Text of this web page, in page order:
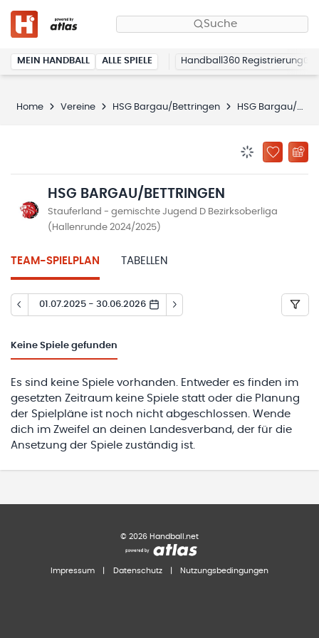
Suche
MEIN HANDBALL ALLE SPIELE Handball360 Registrierung
Home Vereine HSG Bargau/Bettringen HSG Bargau/Bettringen
ZU
HSG BARGAU/BETTRINGEN
Stauferland - gemischte Jugend D Bezirksoberliga
(Hallenrunde 2024/2025)
TEAM-SPIELPLAN TABELLEN
01.07.2025 - 30.06.2026
Keine Spiele gefunden
Es sind keine Spiele vorhanden. Entweder es finden im
gesetzten Zeitraum keine Spiele statt oder die Planung
der Spielpläne ist noch nicht abgeschlossen. Wende
dich im Zweifel an deinen Landesverband, der für die
Ansetzung der Spiele zuständig ist.
© 2026 Handball.net
Impressum Datenschutz Nutzungsbedingungen